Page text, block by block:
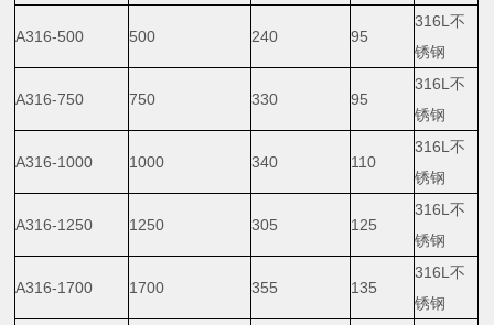
A316-500 500 240 95
316L不
锈钢
A316-750 750 330 95
316L不
锈钢
A316-1000 1000 340 110
316L不
锈钢
A316-1250 1250 305 125
316L不
锈钢
A316-1700 1700 355 135
316L不
锈钢